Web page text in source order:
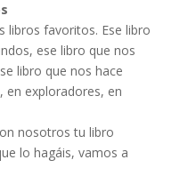
libros favoritos. Ese libro
ese libro que nos
libro que nos hace
en exploradores, en
nosotros tu libro
lo hagáis, vamos a